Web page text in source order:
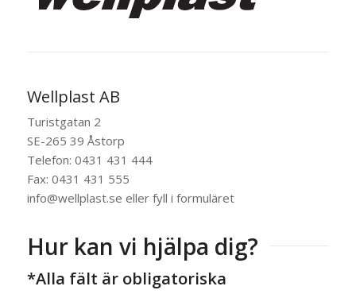
Wellplast AB
Turistgatan 2
SE-265 39 Åstorp
Telefon: 0431 431 444
Fax: 0431 431 555
info@wellplast.se eller fyll i formuläret
Hur kan vi hjälpa dig?
*Alla fält är obligatoriska